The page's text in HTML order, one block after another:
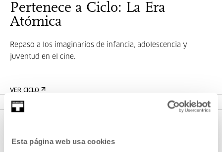
Esta página web usa cookies
Pertenece a Ciclo: La Era
Atómica
Repaso a los imaginarios de infancia, adolescencia y
juventud en el cine.
VER CICLO